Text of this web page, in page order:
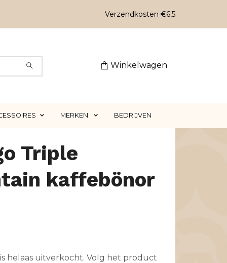
Verzendkosten €6,5
Winkelwagen
MERKEN BEDRIJVEN
Triple
kaffebönor
helaas uitverkocht. Volg het product